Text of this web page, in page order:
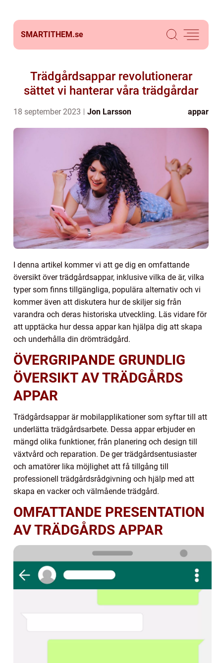
SMARTITHEM.se
Trädgårdsappar revolutionerar
sättet vi hanterar våra trädgårdar
18 september 2023 Jon Larsson appar
I denna artikel kommer vi att ge dig en omfattande
översikt över trädgårdsappar, inklusive vilka de är, vilka
typer som finns tillgängliga, populära alternativ och vi
kommer även att diskutera hur de skiljer sig från
varandra och deras historiska utveckling. Läs vidare för
att upptäcka hur dessa appar kan hjälpa dig att skapa
och underhålla din drömträdgård.
ÖVERGRIPANDE GRUNDLIG
ÖVERSIKT AV TRÄDGÅRDS
APPAR
Trädgårdsappar är mobilapplikationer som syftar till att
underlätta trädgårdsarbete. Dessa appar erbjuder en
mängd olika funktioner, från planering och design till
växtvård och reparation. De ger trädgårdsentusiaster
och amatörer lika möjlighet att få tillgång till
professionell trädgårdsrådgivning och hjälp med att
skapa en vacker och välmående trädgård.
OMFATTANDE PRESENTATION
AV TRÄDGÅRDS APPAR